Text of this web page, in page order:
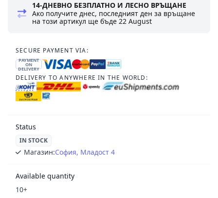
14-ДНЕВНО БЕЗПЛАТНО И ЛЕСНО ВРЪЩАНЕ
Ако получите днес, последният ден за връщане
на този артикул ще бъде22 August
SECURE PAYMENT VIA:
PAYMENT
ON
DELIVERY
DELIVERY TO ANYWHERE IN THE WORLD:
Status
IN STOCK
Магазин:София, Младост 4
Available quantity
10+